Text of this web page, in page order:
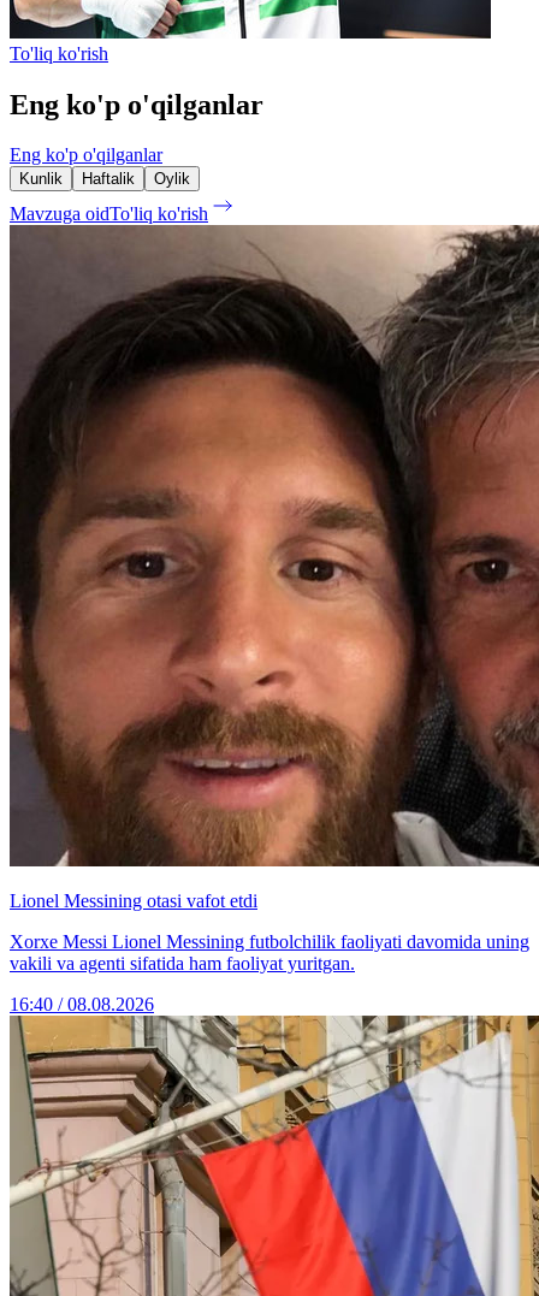
To'liq ko'rish
Eng ko'p o'qilganlar
Eng ko'p o'qilganlar
Kunlik Haftalik Oylik
Mavzuga oidTo'liq ko'rish
Lionel Messining otasi vafot etdi
Xorxe Messi Lionel Messining futbolchilik faoliyati davomida uning
vakili va agenti sifatida ham faoliyat yuritgan.
16:40 / 08.08.2026